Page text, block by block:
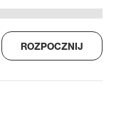
ROZPOCZNIJ